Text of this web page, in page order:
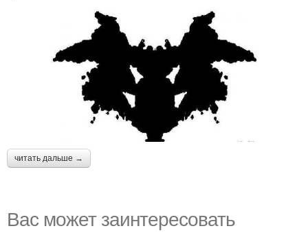
читать дальше →
Вас может заинтересовать